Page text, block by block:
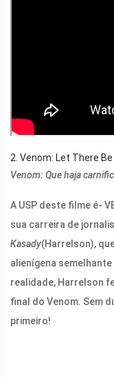
2. Venom: Let There
Venom: Que haja
A USP deste filme é-
sua carreira de
Kasady(Harrelson),
alienígena
realidade, Harrelson
final do Venom. Sem
primeiro!